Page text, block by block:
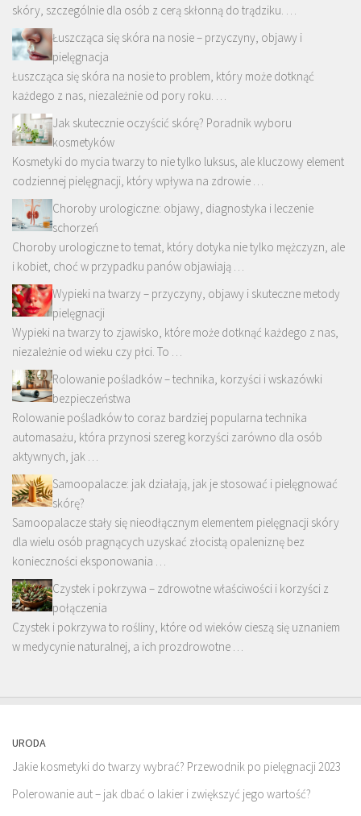
skóry, szczególnie dla osób z cerą skłonną do trądziku. …
Łuszcząca się skóra na nosie – przyczyny, objawy i
pielęgnacja
Łuszcząca się skóra na nosie to problem, który może dotknąć
każdego z nas, niezależnie od pory roku. …
Jak skutecznie oczyścić skórę? Poradnik wyboru
kosmetyków
Kosmetyki do mycia twarzy to nie tylko luksus, ale kluczowy element
codziennej pielęgnacji, który wpływa na zdrowie …
Choroby urologiczne: objawy, diagnostyka i leczenie
schorzeń
Choroby urologiczne to temat, który dotyka nie tylko mężczyzn, ale
i kobiet, choć w przypadku panów objawiają …
Wypieki na twarzy – przyczyny, objawy i skuteczne metody
pielęgnacji
Wypieki na twarzy to zjawisko, które może dotknąć każdego z nas,
niezależnie od wieku czy płci. To …
Rolowanie pośladków – technika, korzyści i wskazówki
bezpieczeństwa
Rolowanie pośladków to coraz bardziej popularna technika
automasażu, która przynosi szereg korzyści zarówno dla osób
aktywnych, jak …
Samoopalacze: jak działają, jak je stosować i pielęgnować
skórę?
Samoopalacze stały się nieodłącznym elementem pielęgnacji skóry
dla wielu osób pragnących uzyskać złocistą opaleniznę bez
konieczności eksponowania …
Czystek i pokrzywa – zdrowotne właściwości i korzyści z
połączenia
Czystek i pokrzywa to rośliny, które od wieków cieszą się uznaniem
w medycynie naturalnej, a ich prozdrowotne …
URODA
Jakie kosmetyki do twarzy wybrać? Przewodnik po pielęgnacji 2023
Polerowanie aut – jak dbać o lakier i zwiększyć jego wartość?